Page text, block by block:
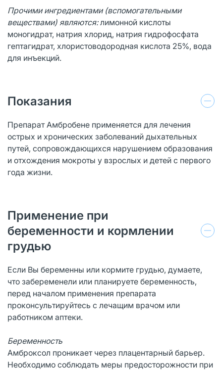
Прочими ингредиентами (вспомогательными
веществами) являются:лимонной кислоты
моногидрат, натрия хлорид, натрия гидрофосфата
гептагидрат, хлористоводородная кислота 25%, вода
для инъекций.
Показания
Препарат Амбробене применяется для лечения
острых и хронических заболеваний дыхательных
путей, сопровождающихся нарушением образования
и отхождения мокроты у взрослых и детей с первого
года жизни.
Применение при
беременности и кормлении
грудью
Если Вы беременны или кормите грудью, думаете,
что забеременели или планируете беременность,
перед началом применения препарата
проконсультируйтесь с лечащим врачом или
работником аптеки.
Беременность
Амброксол проникает через плацентарный барьер.
Необходимо соблюдать меры предосторожности при